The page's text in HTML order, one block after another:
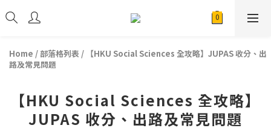
Home / 部落格列表 / 【HKU Social Sciences 全攻略】JUPAS 收分、出
路及常見問題
【HKU Social Sciences 全攻略】
JUPAS 收分、出路及常見問題